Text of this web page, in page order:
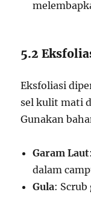
5.2
Eksfoliasi
sel kulit mati
Gunakan
Garam Laut
dalam
Gula: